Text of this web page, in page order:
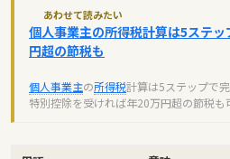
あわせて読みたい
個人事業主の所得税計算は5ステ
円超の節税も
個人事業主の所得税計算は5ステップで完
特別控除を受ければ年20万円超の節税